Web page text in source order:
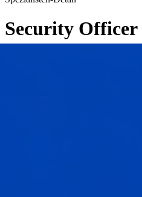
Security Officer